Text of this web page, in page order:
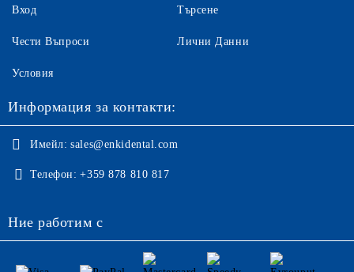
Вход
Чести Въпроси
Търсене
Лични Данни
Условия
Информация за контакти:
Имейл: sales@enkidental.com
Телефон: +359 878 810 817
Ние работим с